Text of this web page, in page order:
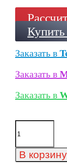
Купить
Заказать в
Заказать в
Заказать в
Количество
товара
клинкерная
ступень
В корзину